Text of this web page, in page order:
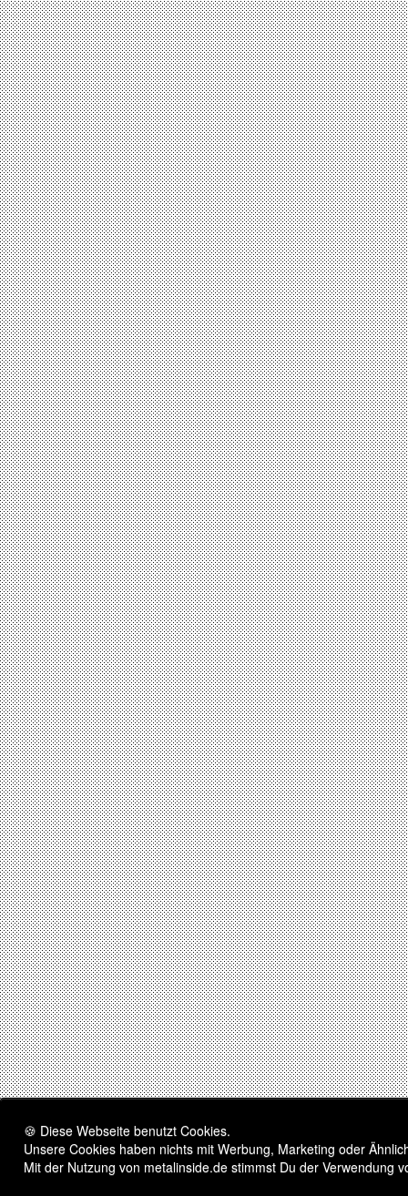
🍪 Diese Webseite benutzt Cookies.
Unsere Cookies haben nichts mit Werbung, Marketing oder
Mit der Nutzung von metalinside.de stimmst Du der Verwendung